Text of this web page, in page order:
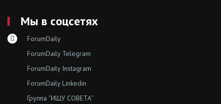
Мы в соцсетях
ForumDaily
ForumDaily Telegram
ForumDaily Instagram
ForumDaily Linkedin
Группа “ИЩУ СОВЕТА”